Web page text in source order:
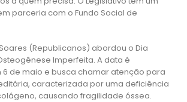
parceria com o Fundo Social de
(Republicanos) abordou o Dia
Imperfeita. A data é
de maio e busca chamar atenção para
caracterizada por uma deficiência
causando fragilidade óssea.